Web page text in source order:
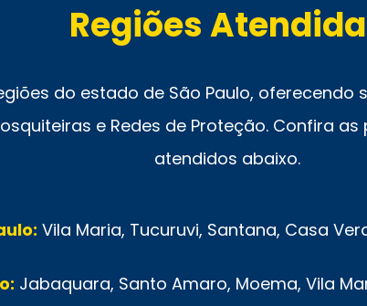
Regiões
do estado de São Paulo, oferecendo
e Redes de Proteção. Confira
atendidos abaixo.
Vila Maria, Tucuruvi, Santana, Casa
Jabaquara, Santo Amaro, Moema, Vila